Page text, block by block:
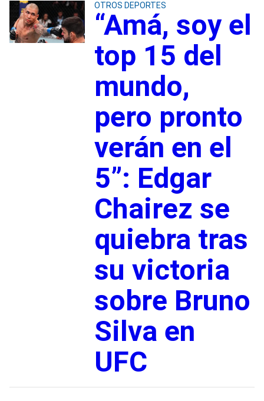
OTROS DEPORTES
“Amá, soy el
top 15 del
mundo,
pero pronto
verán en el
5”: Edgar
Chairez se
quiebra tras
su victoria
sobre Bruno
Silva en
UFC